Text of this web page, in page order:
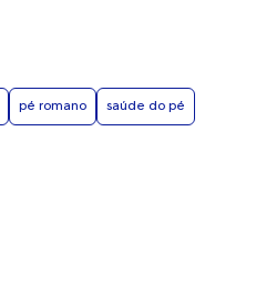
pé romano saúde do pé